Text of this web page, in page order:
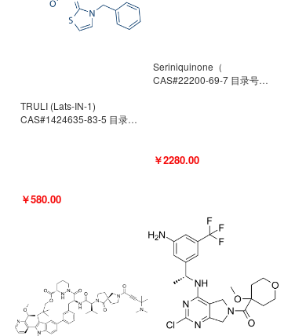
TRULI (Lats-IN-1)
CAS#1424635-83-5 目录号
￥580.00
Seriniquinone（
CAS#22200-69-7 目录号
￥2280.00